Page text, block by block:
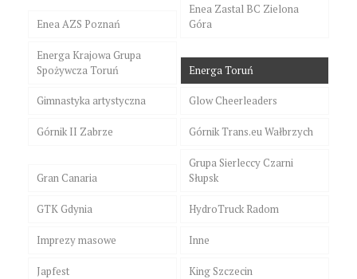
Enea AZS Poznań
Enea Zastal BC Zielona
Góra
Energa Krajowa Grupa
Spożywcza Toruń
Energa Toruń
Gimnastyka artystyczna Glow Cheerleaders
Górnik II Zabrze Górnik Trans.eu Wałbrzych
Gran Canaria
Grupa Sierleccy Czarni
Słupsk
GTK Gdynia HydroTruck Radom
Imprezy masowe Inne
Japfest King Szczecin